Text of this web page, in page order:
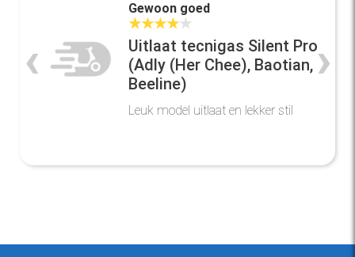
Gewoon goed
★★★★★
Uitlaat tecnigas Silent Pro
(Adly (Her Chee), Baotian,
Beeline)
Leuk model uitlaat en lekker stil
‹ ›